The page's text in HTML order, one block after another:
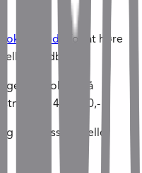
et møde
for at høre
Medbyg
et poolhus på
på 400.000,-
Wellness modeller